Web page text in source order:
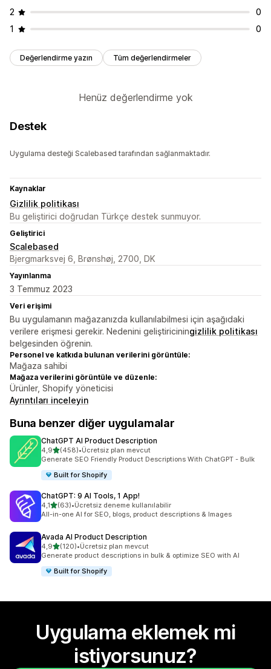
2
0
1
0
Değerlendirme yazın Tüm değerlendirmeler
Henüz değerlendirme yok
Destek
Uygulama desteği Scalebased tarafından sağlanmaktadır.
Kaynaklar
Gizlilik politikası
Bu geliştirici doğrudan Türkçe destek sunmuyor.
Geliştirici
Scalebased
Bjergmarksvej 6, Brønshøj, 2700, DK
Yayınlanma
3 Temmuz 2023
Veri erişimi
Bu uygulamanın mağazanızda kullanılabilmesi için aşağıdaki
verilere erişmesi gerekir. Nedenini geliştiriciningizlilik politikası
belgesinden öğrenin.
Personel ve katkıda bulunan verilerini görüntüle:
Mağaza sahibi
Mağaza verilerini görüntüle ve düzenle:
Ürünler, Shopify yöneticisi
Ayrıntıları inceleyin
Buna benzer diğer uygulamalar
ChatGPT AI Product Description
4,95 yıldız üzerinden
(458)
toplam 458 değerlendirme
•Ücretsiz plan mevcut
Generate SEO Friendly Product Descriptions With ChatGPT - Bulk
Built for Shopify
ChatGPT: 9 AI Tools, 1 App!
4,15 yıldız üzerinden
(63)
toplam 63 değerlendirme
•Ücretsiz deneme kullanılabilir
All-in-one AI for SEO, blogs, product descriptions & Images
Avada AI Product Description
4,95 yıldız üzerinden
(120)
toplam 120 değerlendirme
•Ücretsiz plan mevcut
Generate product descriptions in bulk & optimize SEO with AI
Built for Shopify
Uygulama eklemek mi
istiyorsunuz?